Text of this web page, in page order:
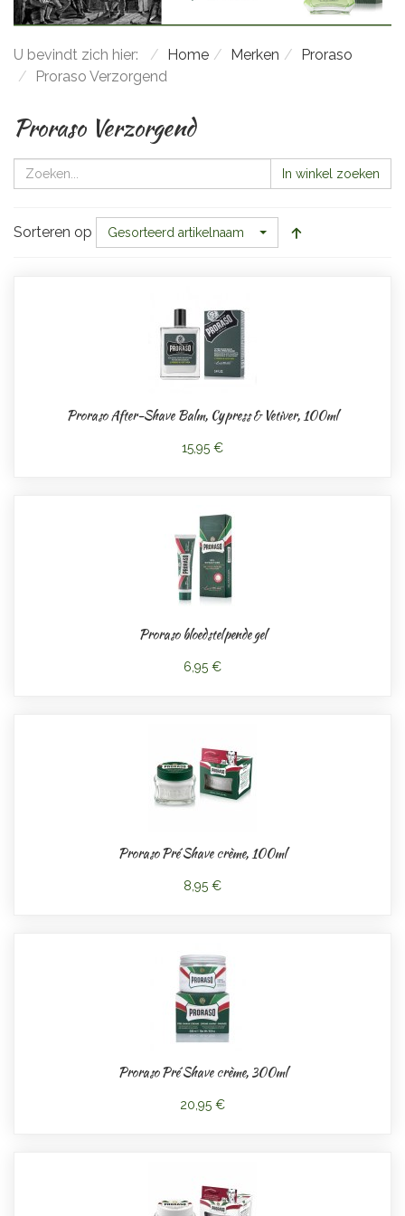
U bevindt zich hier: Home Merken
Proraso
Proraso Verzorgend
Proraso Verzorgend
In winkel zoeken
Sorteren op Gesorteerd artikelnaam
Proraso After-Shave Balm, Cypress & Vetiver, 100ml
15,95 €
Proraso bloedstelpende gel
6,95 €
Proraso Pré Shave crème, 100ml
8,95 €
Proraso Pré Shave crème, 300ml
20,95 €